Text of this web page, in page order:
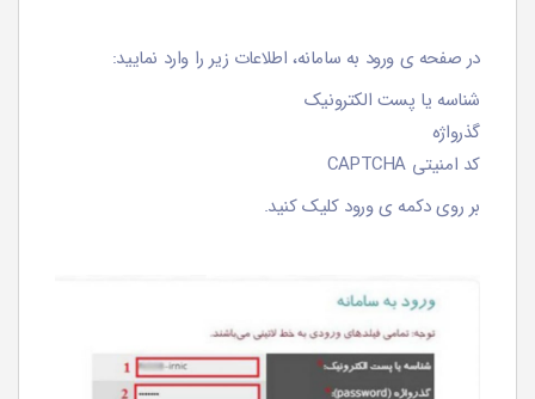
در صفحه ی ورود به سامانه، اطلاعات زیر را وارد نمایید:
شناسه یا پست الکترونیک
گذرواژه
کد امنیتی CAPTCHA
بر روی دکمه ی ورود کلیک کنید.